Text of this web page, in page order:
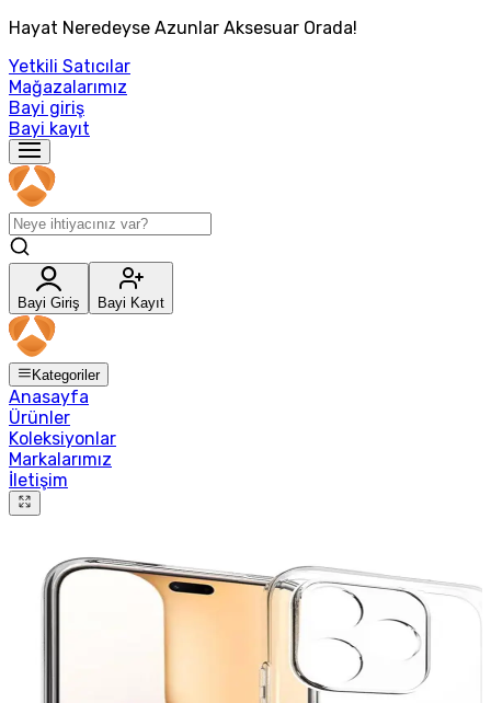
Hayat Neredeyse Azunlar Aksesuar Orada!
Yetkili Satıcılar
Mağazalarımız
Bayi giriş
Bayi kayıt
Bayi Giriş Bayi Kayıt
Kategoriler
Anasayfa
Ürünler
Koleksiyonlar
Markalarımız
İletişim